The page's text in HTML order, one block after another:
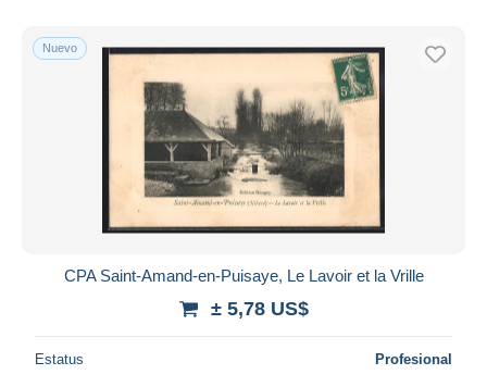
Nuevo
CPA Saint-Amand-en-Puisaye, Le Lavoir et la Vrille
± 5,78 US$
Estatus Profesional